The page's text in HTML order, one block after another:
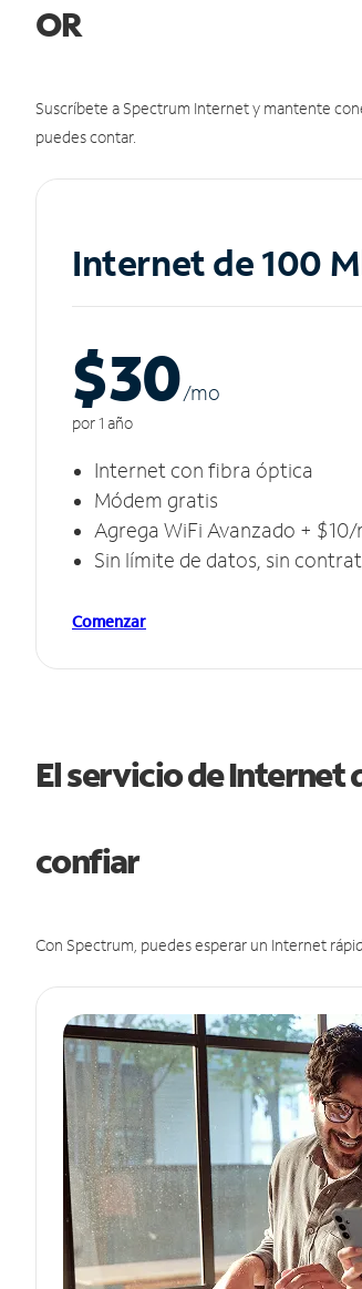
OR
Suscríbete a Spectrum Internet y mantente
puedes contar.
Internet de 100
$30/mo
por 1 año
Internet con fibra óptica
Módem gratis
Agrega WiFi Avanzado + $10/
Sin límite de datos, sin
Comenzar
El servicio de Internet
confiar
Con Spectrum, puedes esperar un Internet